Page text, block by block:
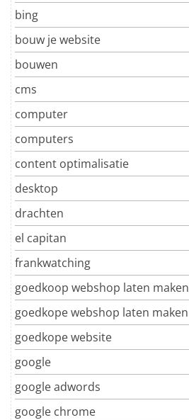
bing
bouw je website
bouwen
cms
computer
computers
content optimalisatie
desktop
drachten
el capitan
frankwatching
goedkoop webshop laten maken
goedkope webshop laten maken
goedkope website
google
google adwords
google chrome